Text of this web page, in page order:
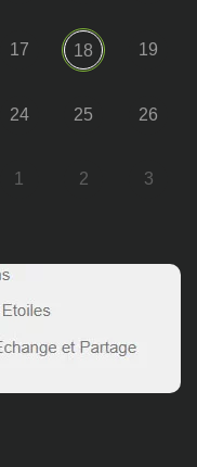
17 18 19
24 25 26
1 2 3